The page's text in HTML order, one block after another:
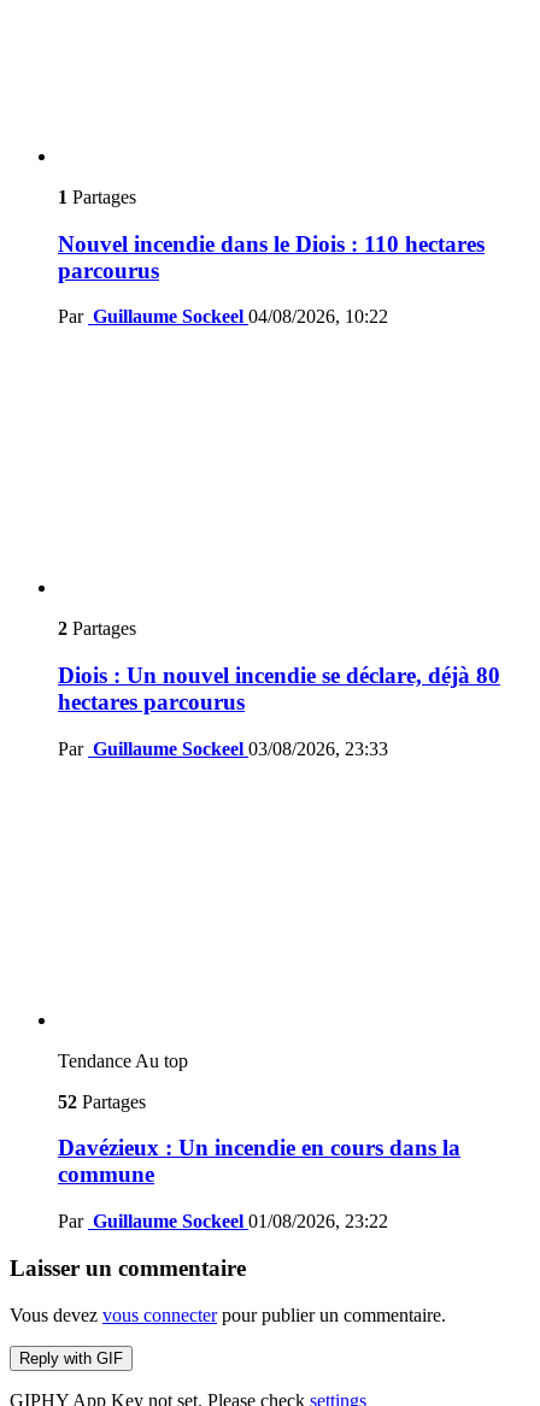
1 Partages
Nouvel incendie dans le Diois : 110 hectares
parcourus
Par Guillaume Sockeel 04/08/2026, 10:22
2 Partages
Diois : Un nouvel incendie se déclare, déjà 80
hectares parcourus
Par Guillaume Sockeel 03/08/2026, 23:33
Tendance Au top
52 Partages
Davézieux : Un incendie en cours dans la
commune
Par Guillaume Sockeel 01/08/2026, 23:22
Laisser un commentaire
Vous devez vous connecterpour publier un commentaire.
Reply with GIF
GIPHY App Key not set. Please check settings